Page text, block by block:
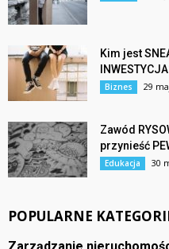
Kim jest
Biznes 29
Zawód
przynieść
Edukacja 30
POPULARNE